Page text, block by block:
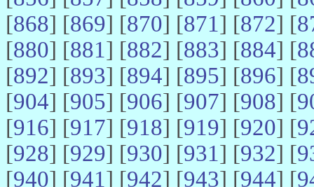
[868] [869] [870] [871] [872] [
[880] [881] [882] [883] [884] [
[892] [893] [894] [895] [896] [
[904] [905] [906] [907] [908] [
[916] [917] [918] [919] [920] [
[928] [929] [930] [931] [932] [
[940] [941] [942] [943] [944] [